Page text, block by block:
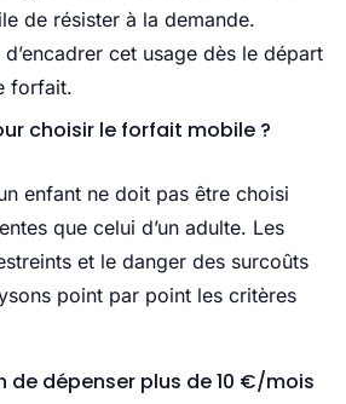
de résister à la demande.
d’encadrer cet usage dès le départ
forfait.
choisir le forfait mobile ?
enfant ne doit pas être choisi
que celui d’un adulte. Les
et le danger des surcoûts
point par point les critères
de dépenser plus de 10 €/mois